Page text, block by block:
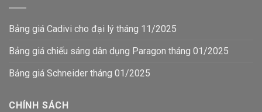
Bảng giá Cadivi cho đại lý tháng 11/2025
Bảng giá chiếu sáng dân dụng Paragon tháng 01/2025
Bảng giá Schneider tháng 01/2025
CHÍNH SÁCH